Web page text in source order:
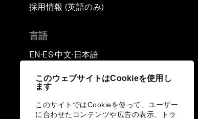
このウェブサイトはCookieを使用し
ます
このサイトではCookieを使って、ユーザー
に合わせたコンテンツや広告の表示、トラ
採用情報 (英語のみ)
言語
EN ▪ES▪中文▪ 日本語